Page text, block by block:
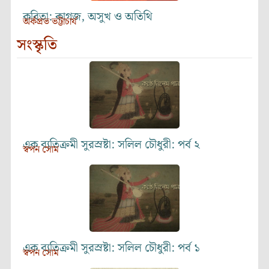
কবিতা: কাগজ, অসুখ ও অতিথি
অর্কপ্রভ ভট্টাচার্য
সংস্কৃতি
এক ব্যতিক্রমী সুরস্রষ্টা: সলিল চৌধুরী: পর্ব ২
স্বপন সোম
এক ব্যতিক্রমী সুরস্রষ্টা: সলিল চৌধুরী: পর্ব ১
স্বপন সোম